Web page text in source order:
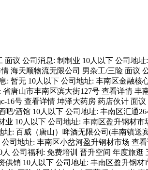
公司消息: 制制业 10人以下 公司地址
海天顺物流无限公司 男杂工/三险 面议
暂无 10人以下 公司地址: 丰南区金融
唐山市丰南区滨大街127号 查看详情 丰
号 查看详情 坤泽大药房 药店伙计 面
/酒馆 10人以下 公司地址: 丰南区汇通
10人以下 公司地址: 丰南区盈升钢材
址: 百威（唐山）啤酒无限公司(丰南镇
司地址: 丰南区小岔河盈升钢材市场
公司福利: 免费培训 晋升空间 年度旅
销 10人以下 公司地址: 丰南区盈升钢